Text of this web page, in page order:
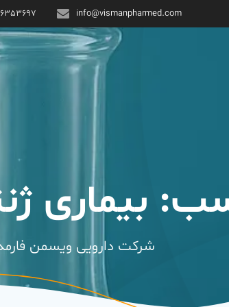
info@vismanpharmed.com
بیماری
شرکت دارویی ویسمن